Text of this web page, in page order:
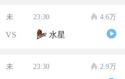
未 23:30 4.6万
VS 水星
未 23:30 2.9万